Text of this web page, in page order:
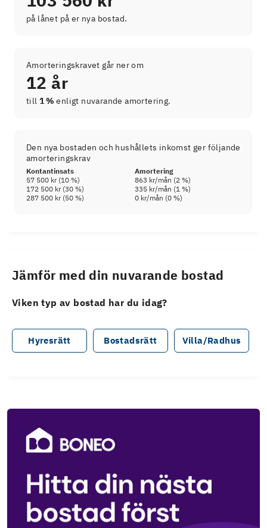
på lånet på er nya bostad.
Amorteringskravet går ner om
12 år
till 1 % enligt nuvarande amortering.
Den nya bostaden och hushållets inkomst ger följande
amorteringskrav
Kontantinsats
Amortering
57 500 kr(10 %) 863 kr/mån (2 %)
172 500 kr(30 %) 335 kr/mån (1 %)
287 500 kr(50 %) 0 kr/mån (0 %)
Jämför med din nuvarande bostad
Viken typ av bostad har du idag?
Hyresrätt Bostadsrätt Villa/Radhus